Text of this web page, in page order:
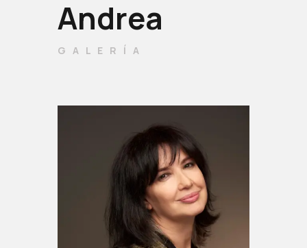
Andrea
GALERÍA